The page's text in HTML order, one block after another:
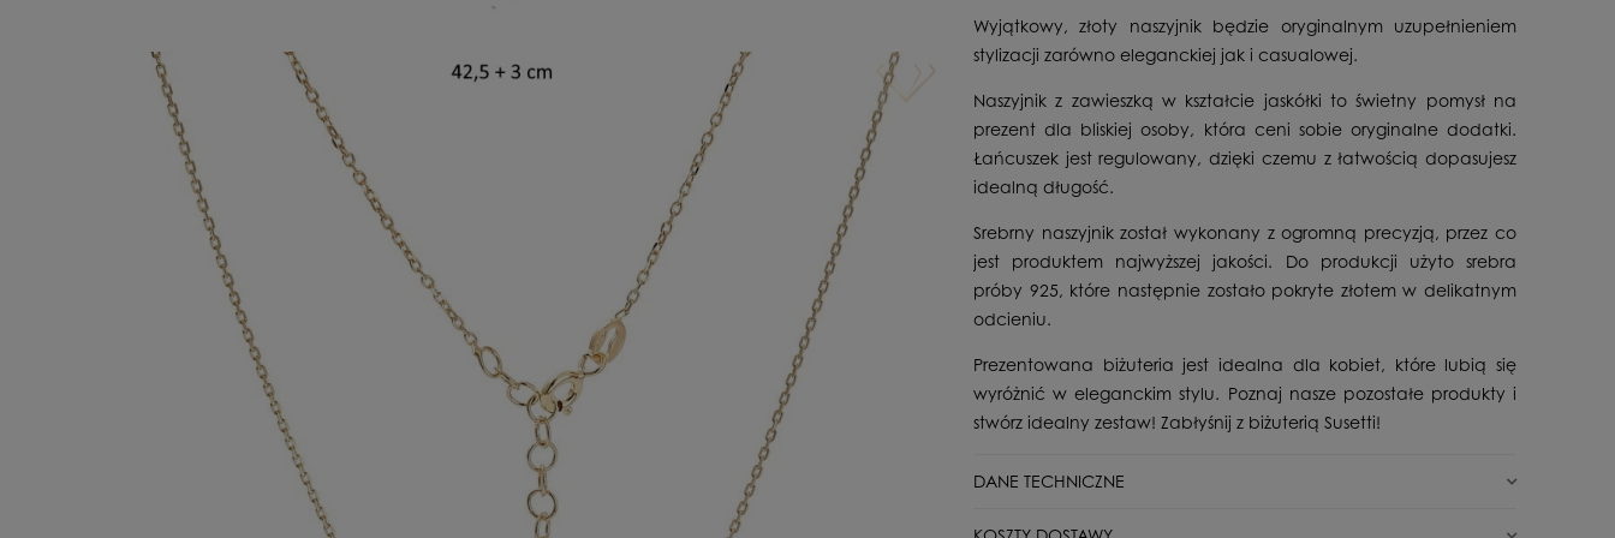
Wyjątkowy, złoty naszyjnik będzie oryginalnym uzupełnieniem
stylizacji zarówno eleganckiej jak i casualowej.
Naszyjnik z zawieszką w kształcie jaskółki to świetny pomysł na
prezent dla bliskiej osoby, która ceni sobie oryginalne dodatki.
Łańcuszek jest regulowany, dzięki czemu z łatwością dopasujesz
idealną długość.
Srebrny naszyjnik został wykonany z ogromną precyzją, przez co
jest produktem najwyższej jakości. Do produkcji użyto srebra
próby 925, które następnie zostało pokryte złotem w delikatnym
odcieniu.
Prezentowana biżuteria jest idealna dla kobiet, które lubią się
wyróżnić w eleganckim stylu. Poznaj nasze pozostałe produkty i
stwórz idealny zestaw! Zabłyśnij z biżuterią Susetti!
DANE TECHNICZNE
Stan